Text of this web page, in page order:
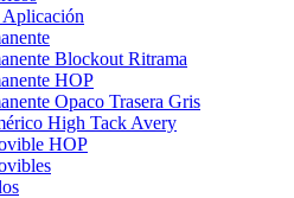
Blockout Ritrama
HOP
Opaco Trasera Gris
High Tack Avery
HOP